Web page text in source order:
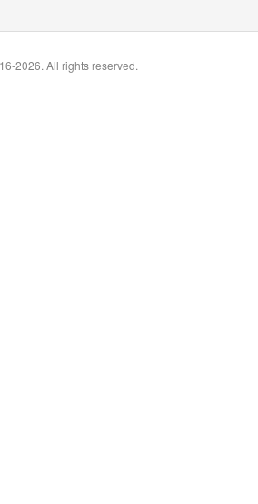
2026. All rights reserved.